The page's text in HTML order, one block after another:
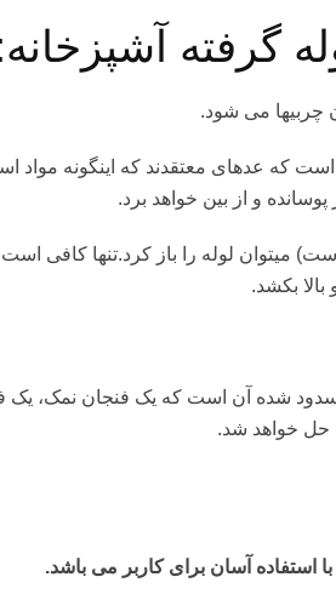
گرفته
چربی‏ها می شود.
است که عده‏ای معتقدند که اینگونه مواد
و از بین خواهد برد.
می‏توان لوله را باز کرد.تنها کافی است
بکشد.
شده آن است که یک فنجان نمک، یک
حل خواهد شد.
آسان برای کاربر می باشد.